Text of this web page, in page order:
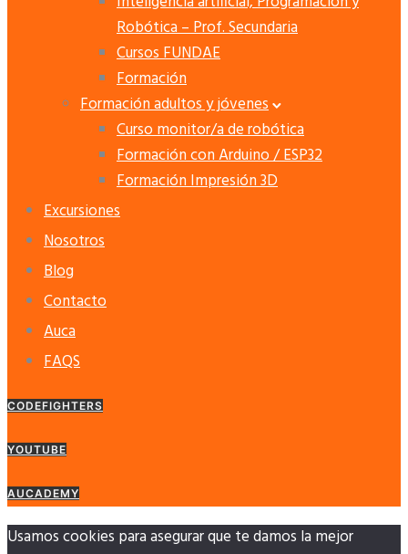
Robótica – Prof. Secundaria
Cursos FUNDAE
Formación
Formación adultos y jóvenes
Curso monitor/a de robótica
Formación con Arduino / ESP32
Formación Impresión 3D
Excursiones
Nosotros
Blog
Contacto
Auca
FAQS
CODEFIGHTERS
YOUTUBE
AUCADEMY
Usamos cookies para asegurar que te damos la mejor